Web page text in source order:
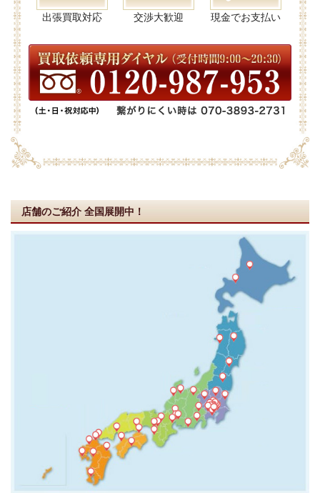
出張買取対応 交渉大歓迎 現金でお支払い
店舗のご紹介 全国展開中！